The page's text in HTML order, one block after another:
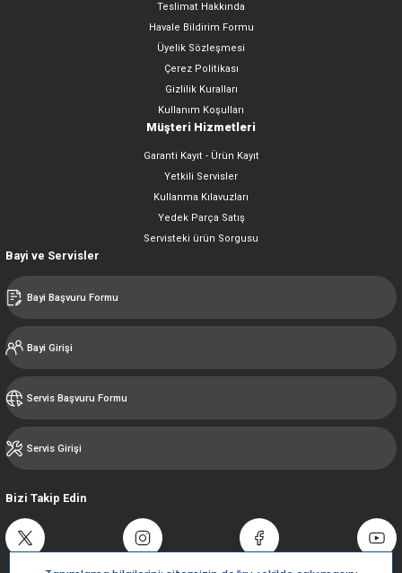
Teslimat Hakkında
Havale Bildirim Formu
Üyelik Sözleşmesi
Çerez Politikası
Gizlilik Kuralları
Kullanım Koşulları
Müşteri Hizmetleri
Garanti Kayıt - Ürün Kayıt
Yetkili Servisler
Kullanma Kılavuzları
Yedek Parça Satış
Servisteki ürün Sorgusu
Bayi ve Servisler
Bayi Başvuru Formu
Bayi Girişi
Servis Başvuru Formu
Servis Girişi
Bizi Takip Edin